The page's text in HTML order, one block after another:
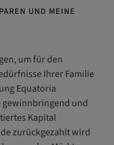
UND MEINE
um für den
Ihrer Familie
Equatoria
gewinnbringend und
Kapital
zurückgezahlt wird